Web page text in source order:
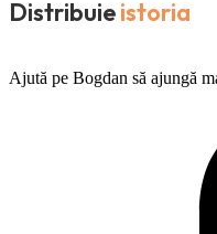
Distribuieistoria
Ajută pe Bogdan să ajungă